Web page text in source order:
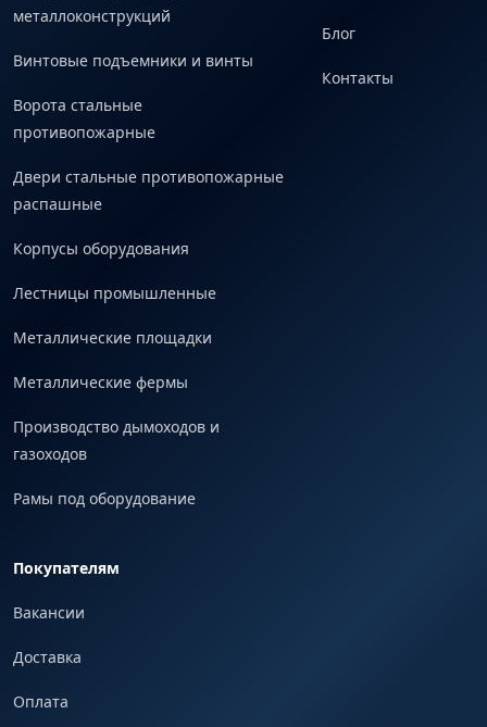
металлоконструкций
Винтовые подъемники и винты
Ворота стальные
противопожарные
Двери стальные противопожарные
распашные
Корпусы оборудования
Лестницы промышленные
Металлические площадки
Металлические фермы
Производство дымоходов и
газоходов
Рамы под оборудование
Блог
Контакты
Покупателям
Вакансии
Доставка
Оплата